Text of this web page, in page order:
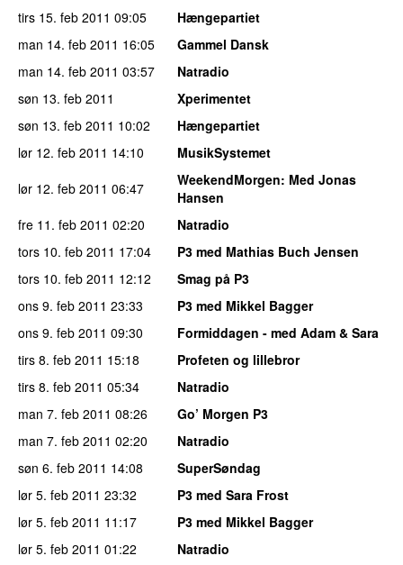
tirs 15. feb 2011 09:05
Hængepartiet
man 14. feb 2011 16:05
Gammel Dansk
man 14. feb 2011 03:57
Natradio
søn 13. feb 2011
Xperimentet
søn 13. feb 2011 10:02
Hængepartiet
lør 12. feb 2011 14:10
MusikSystemet
lør 12. feb 2011 06:47 WeekendMorgen: Med Jonas
Hansen
fre 11. feb 2011 02:20
Natradio
tors 10. feb 2011 17:04
P3 med Mathias Buch Jensen
tors 10. feb 2011 12:12
Smag på P3
ons 9. feb 2011 23:33
P3 med Mikkel Bagger
ons 9. feb 2011 09:30
Formiddagen - med Adam & Sara
tirs 8. feb 2011 15:18
Profeten og lillebror
tirs 8. feb 2011 05:34
Natradio
man 7. feb 2011 08:26
Go’ Morgen P3
man 7. feb 2011 02:20
Natradio
søn 6. feb 2011 14:08
SuperSøndag
lør 5. feb 2011 23:32
P3 med Sara Frost
lør 5. feb 2011 11:17
P3 med Mikkel Bagger
lør 5. feb 2011 01:22
Natradio